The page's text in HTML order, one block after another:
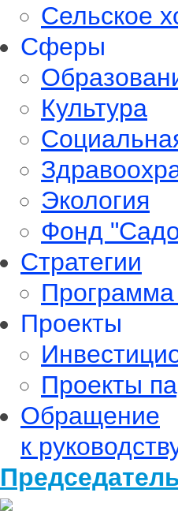
Сельское
Сферы
Культура
Экология
Фонд
Стратегии
Программа
Проекты
Проекты
Обращение
к